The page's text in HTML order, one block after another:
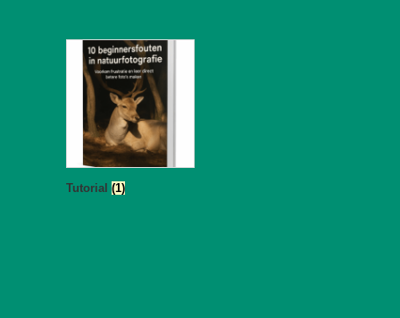
Tutorial (1)